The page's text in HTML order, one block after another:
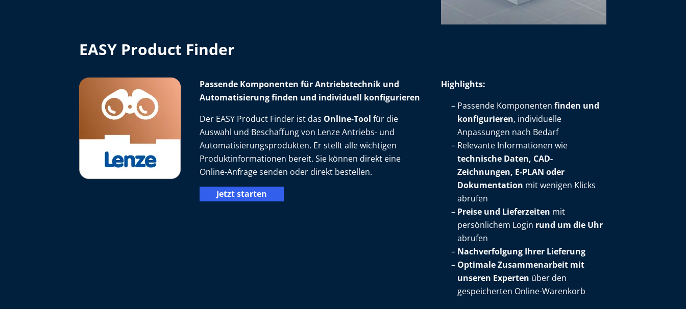
EASY Product Finder
Passende Komponenten für Antriebstechnik und
Automatisierung finden und individuell konfigurieren
Der EASY Product Finder ist das Online-Tool für die
Auswahl und Beschaffung von Lenze Antriebs- und
Automatisierungsprodukten. Er stellt alle wichtigen
Produktinformationen bereit. Sie können direkt eine
Online-Anfrage senden oder direkt bestellen.
Jetzt starten
Highlights:
Passende Komponentenfinden und
konfigurieren, individuelle
Anpassungen nach Bedarf
Relevante Informationen wie
technische Daten, CAD-
Zeichnungen, E-PLAN oder
Dokumentation mit wenigen Klicks
abrufen
Preise und Lieferzeiten mit
persönlichem Login rund um die Uhr
abrufen
Nachverfolgung Ihrer Lieferung
Optimale Zusammenarbeit mit
unseren Experten über den
gespeicherten Online-Warenkorb